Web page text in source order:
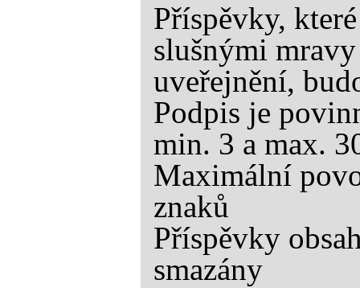
Příspěvky,
slušnými
uveřejnění,
Podpis je
min. 3 a max.
Maximální
znaků
Příspěvky
smazány